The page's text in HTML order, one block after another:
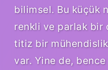
bilimsel. Bu küçük
renkli ve parlak bir
titiz bir
var. Yine de,